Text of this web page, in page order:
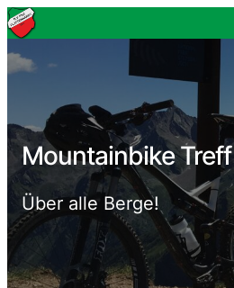
Mountainbike Treff
Über alle Berge!